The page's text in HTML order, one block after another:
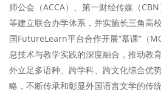
师公会（ACCA）、第一财经传媒（CBN
等建立联合办学体系，并实施长三角高
国FutureLearn平台合作开展“慕课”（
息技术与教学实践的深度融合，推动教
外立足多语种、跨学科、跨文化综合优
略，不断传承和彰显外国语言文学的传